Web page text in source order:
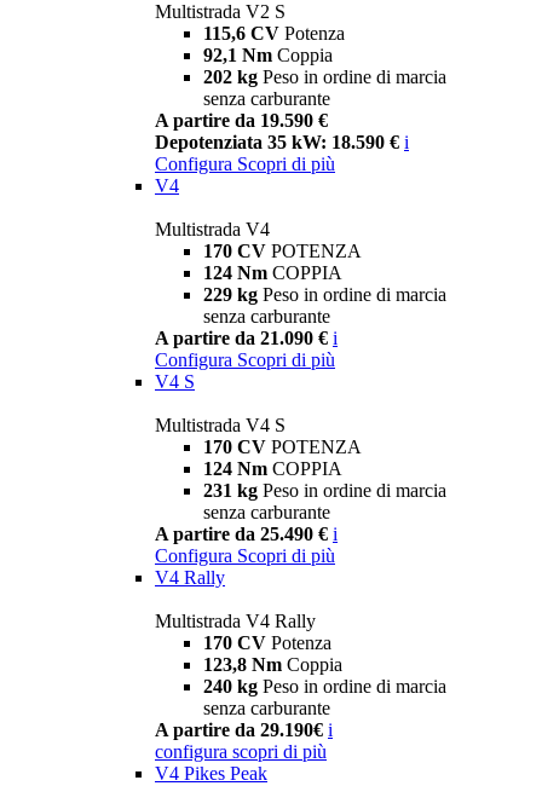
Multistrada V2 S
115,6 CV Potenza
92,1 Nm Coppia
202 kg Peso in ordine di marcia
senza carburante
A partire da 19.590 €
Depotenziata 35 kW: 18.590 € i
Configura Scopri di più
V4
Multistrada V4
170 CV POTENZA
124 Nm COPPIA
229 kg Peso in ordine di marcia
senza carburante
A partire da 21.090 € i
Configura Scopri di più
V4 S
Multistrada V4 S
170 CV POTENZA
124 Nm COPPIA
231 kg Peso in ordine di marcia
senza carburante
A partire da 25.490 € i
Configura Scopri di più
V4 Rally
Multistrada V4 Rally
170 CV Potenza
123,8 Nm Coppia
240 kg Peso in ordine di marcia
senza carburante
A partire da 29.190€ i
configura scopri di più
V4 Pikes Peak